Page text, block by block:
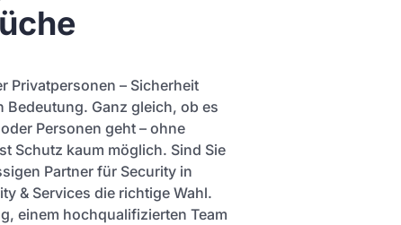
Privatpersonen – Sicherheit
Ganz gleich, ob es
Personen geht – ohne
Schutz kaum möglich. Sind Sie
Partner für Security in
& Services die richtige Wahl.
einem hochqualifizierten Team